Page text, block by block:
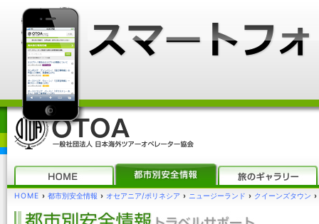
HOME › 都市別安全情報 › オセアニア/ポリネシア › ニュージーランド › クイーンズタウン ›